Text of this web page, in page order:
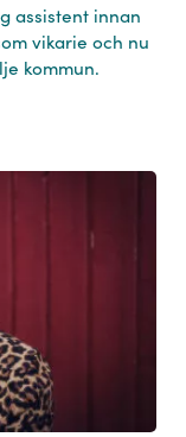
assistent innan
vikarie och nu
kommun.